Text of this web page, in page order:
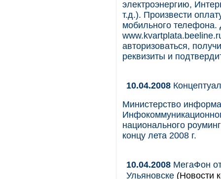
электроэнергию,
т.д.). Произвести
мобильного телефона.
авторизоваться,
реквизиты и
10.04.2008
Министерство
национального
концу лета 2008 г.
10.04.2008 МегаФон
Ульяновске (Новости